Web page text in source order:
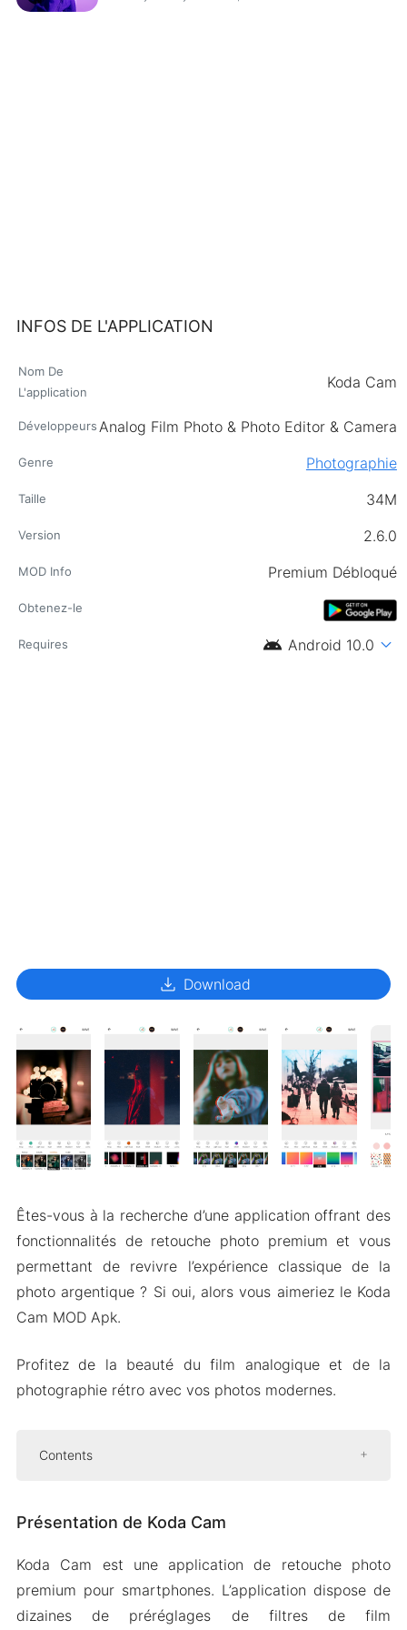
INFOS DE L'APPLICATION
Nom De
L'application
Koda Cam
DéveloppeursAnalog Film Photo & Photo Editor & Camera
Genre Photographie
Taille 34M
Version 2.6.0
MOD Info Premium Débloqué
Obtenez-le
Requires android Android 10.0 expand_more
download Download
Êtes-vous à la recherche d’une application offrant des
fonctionnalités de retouche photo premium et vous
permettant de revivre l’expérience classique de la
photo argentique ? Si oui, alors vous aimeriez le Koda
Cam MOD Apk.
Profitez de la beauté du film analogique et de la
photographie rétro avec vos photos modernes.
Contents
Retouche pour éléments sélectifs
filtres en temps réel
Affiner les photos pour l’authenticité et la
Présentation de Koda Cam
Koda Cam est une application de retouche photo
premium pour smartphones. L’application dispose de
dizaines de préréglages de filtres de film